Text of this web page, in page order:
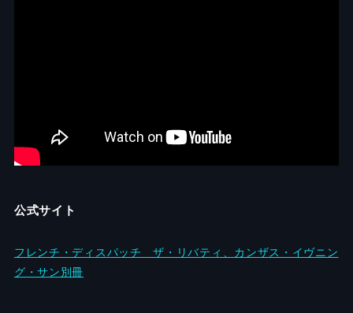
公式サイト
フレンチ・ディスパッチ ザ・リバティ、カンザス・イヴニン
グ・サン別冊